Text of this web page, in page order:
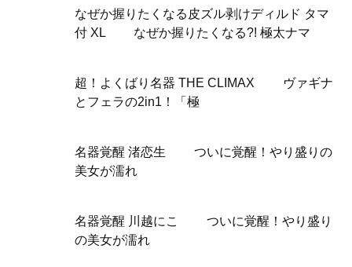
なぜか握りたくなる皮ズル剥けディルド タマ
付 XL なぜか握りたくなる?! 極太ナマ
超！よくばり名器 THE CLIMAX ヴァギナ
とフェラの2in1！「極
名器覚醒 渚恋生 ついに覚醒！やり盛りの
美女が濡れ
名器覚醒 川越にこ ついに覚醒！やり盛り
の美女が濡れ